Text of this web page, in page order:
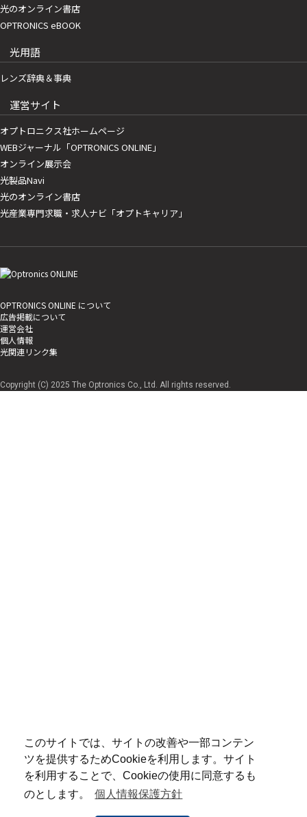
このサイトでは、サイトの改善や一部コンテン
ツを提供するためCookieを利用します。サイト
を利用することで、Cookieの使用に同意するも
のとします。
個人情報保護方針
光のオンライン書店
OPTRONICS eBOOK
光用語
レンズ辞典＆事典
運営サイト
オプトロニクス社ホームページ
WEBジャーナル「OPTRONICS ONLINE」
オンライン展示会
光製品Navi
光のオンライン書店
光産業専門求職・求人ナビ「オプトキャリア」
OPTRONICS ONLINE について
広告掲載について
運営会社
個人情報
光関連リンク集
Copyright (C) 2025 The Optronics Co., Ltd. All rights reserved.